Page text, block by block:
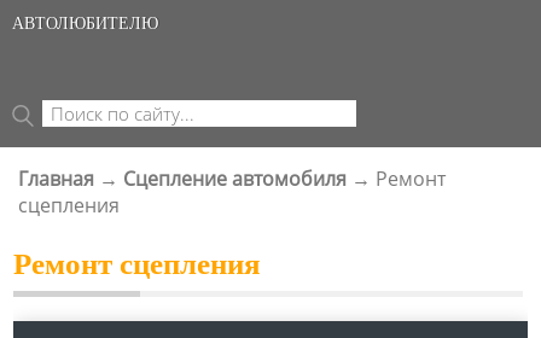
АВТОЛЮБИТЕЛЮ
ФОРМА ПОИСКА
Поиск
ВЫ ЗДЕСЬ
Главная → Сцепление автомобиля → Ремонт
сцепления
Ремонт сцепления